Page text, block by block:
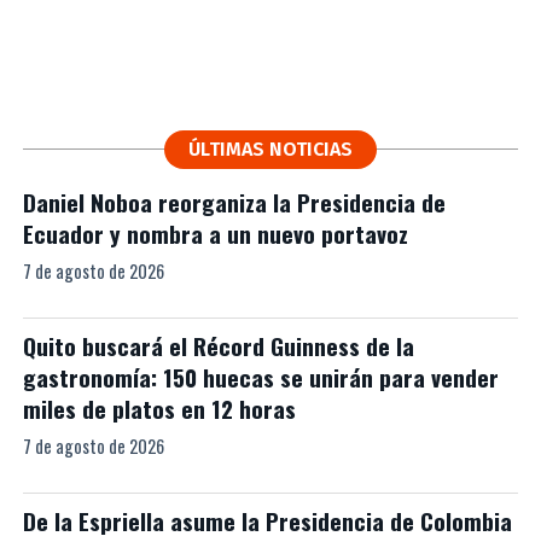
ÚLTIMAS NOTICIAS
Daniel Noboa reorganiza la Presidencia de
Ecuador y nombra a un nuevo portavoz
7 de agosto de 2026
Quito buscará el Récord Guinness de la
gastronomía: 150 huecas se unirán para vender
miles de platos en 12 horas
7 de agosto de 2026
De la Espriella asume la Presidencia de Colombia